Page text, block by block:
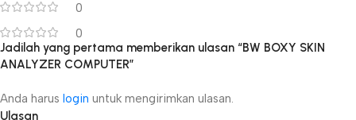
0
0
Ulasan
Jadilah yang pertama memberikan ulasan “BW BOXY SKIN
ANALYZER COMPUTER”
Anda harus login untuk mengirimkan ulasan.